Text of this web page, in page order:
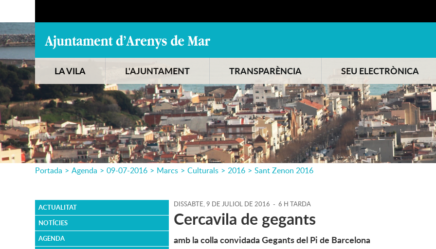
LA VILA L'AJUNTAMENT TRANSPARÈNCIA SEU ELECTRÒNICA
Portada > Agenda > 09-07-2016 > Marcs > Culturals > 2016 > Sant Zenon 2016
ACTUALITAT
NOTÍCIES
AGENDA
DISSABTE,9 DE JULIOL DE 2016 - 6 H TARDA
Cercavila de gegants
amb la colla convidada Gegants del Pi de Barcelona